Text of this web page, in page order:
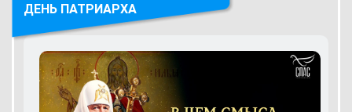
ДЕНЬ ПАТРИАРХА